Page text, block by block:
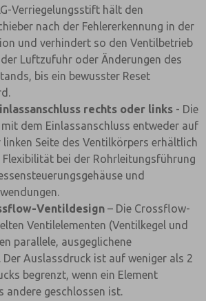
Verriegelungsstift hält den
nach der Fehlererkennung in der
und verhindert so den Ventilbetrieb
Luftzufuhr oder Änderungen des
bis ein bewusster Reset
rechts oder links - Die
dem Einlassanschluss entweder auf
Seite des Ventilkörpers erhältlich
bei der Rohrleitungsführung
und
Ventildesign – Die Crossflow-
Ventilelementen (Ventilkegel und
parallele, ausgeglichene
Der Auslassdruck ist auf weniger als 2
begrenzt, wenn ein Element
andere geschlossen ist.